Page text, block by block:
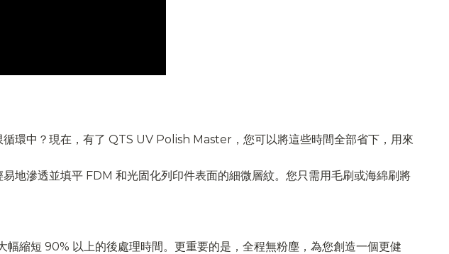
環中？現在，有了 QTS UV Polish Master，您可以將這些時間全部省下，用來
易地滲透並填平 FDM 和光固化列印件表面的細微層紋。您只需用毛刷或海綿刷將
縮短 90% 以上的後處理時間。更重要的是，全程無粉塵，為您創造一個更健